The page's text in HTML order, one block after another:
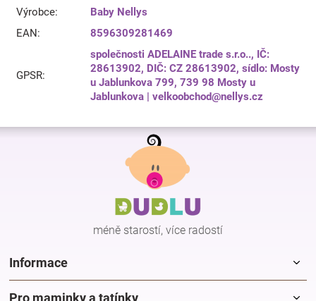
Výrobce:
Baby Nellys
EAN: 8596309281469
GPSR:
společnosti ADELAINE trade s.r.o.., IČ:
28613902, DIČ: CZ 28613902, sídlo: Mosty
u Jablunkova 799, 739 98 Mosty u
Jablunkova | velkoobchod@nellys.cz
Z
méně starostí, více radostí
Informace
Pro maminky a tatínky